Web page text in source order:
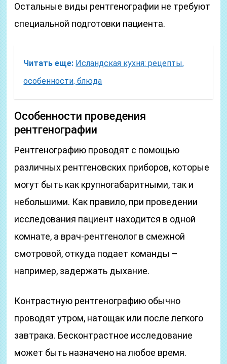
Остальные виды рентгенографии не требуют
специальной подготовки пациента.
Читать еще: Исландская кухня: рецепты,
особенности, блюда
Особенности проведения
рентгенографии
Рентгенографию проводят с помощью
различных рентгеновских приборов, которые
могут быть как крупногабаритными, так и
небольшими. Как правило, при проведении
исследования пациент находится в одной
комнате, а врач-рентгенолог в смежной
смотровой, откуда подает команды –
например, задержать дыхание.
Контрастную рентгенографию обычно
проводят утром, натощак или после легкого
завтрака. Бесконтрастное исследование
может быть назначено на любое время.